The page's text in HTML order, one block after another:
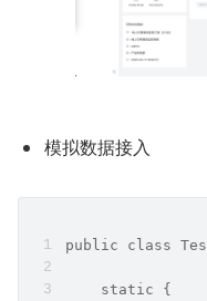
模拟数据接入
public class
    static {